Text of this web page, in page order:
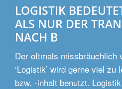
LOGISTIK
ALS NUR DER
NACH B
Der oftmals missbräuchlich
‘Logistik’ wird gerne viel
bzw. -inhalt benutzt.